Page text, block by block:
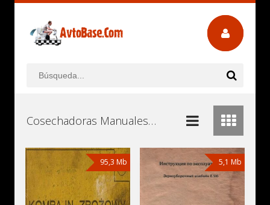
Cosechadoras Manuales de Usuario, Manuales de Instrucciones (Reparación) y Mantenimiento Descargar Gratis
95,3 Mb 5,1 Mb